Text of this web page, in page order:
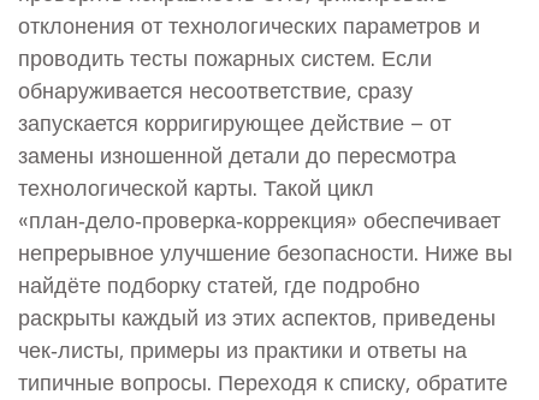
отклонения от технологических параметров и
проводить тесты пожарных систем. Если
обнаруживается несоответствие, сразу
запускается корригирующее действие – от
замены изношенной детали до пересмотра
технологической карты. Такой цикл
«план‑дело‑проверка‑коррекция» обеспечивает
непрерывное улучшение безопасности. Ниже вы
найдёте подборку статей, где подробно
раскрыты каждый из этих аспектов, приведены
чек‑листы, примеры из практики и ответы на
типичные вопросы. Переходя к списку, обратите